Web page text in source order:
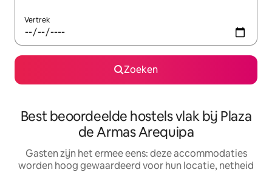
Vertrek
Zoeken
Best beoordeelde hostels vlak bij Plaza
de Armas Arequipa
Gasten zijn het ermee eens: deze accommodaties
worden hoog gewaardeerd voor hun locatie, netheid